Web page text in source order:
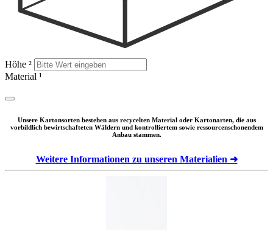
Höhe ²
Material ¹
Unsere Kartonsorten bestehen aus recycelten Material oder Kartonarten, die aus
vorbildlich bewirtschafteten Wäldern und kontrolliertem sowie ressourcenschonendem
Anbau stammen.
Weitere Informationen zu unseren Materialien ➜